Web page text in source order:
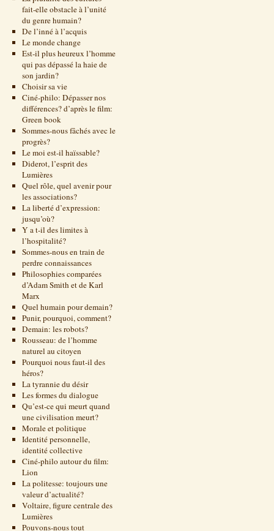
fait-elle obstacle à l’unité
du genre humain?
De l’inné à l’acquis
Le monde change
Est-il plus heureux l’homme
qui pas dépassé la haie de
son jardin?
Choisir sa vie
Ciné-philo: Dépasser nos
différences? d’après le film:
Green book
Sommes-nous fâchés avec le
progrès?
Le moi est-il haïssable?
Diderot, l’esprit des
Lumières
Quel rôle, quel avenir pour
les associations?
La liberté d’expression:
jusqu’où?
Y a t-il des limites à
l’hospitalité?
Sommes-nous en train de
perdre connaissances
Philosophies comparées
d’Adam Smith et de Karl
Marx
Quel humain pour demain?
Punir, pourquoi, comment?
Demain: les robots?
Rousseau: de l’homme
naturel au citoyen
Pourquoi nous faut-il des
héros?
La tyrannie du désir
Les formes du dialogue
Qu’est-ce qui meurt quand
une civilisation meurt?
Morale et politique
Identité personnelle,
identité collective
Ciné-philo autour du film:
Lion
La politesse: toujours une
valeur d’actualité?
Voltaire, figure centrale des
Lumières
Pouvons-nous tout